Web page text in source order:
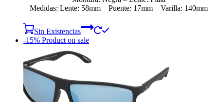
Medidas: Lente: 58mm – Puente: 17mm – Varilla: 140mm
Sin Existencias
-15% Product on sale